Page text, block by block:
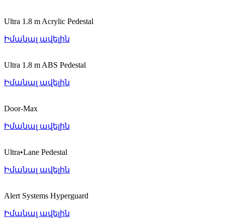
Ultra 1.8 m Acrylic Pedestal
Իմանալ ավելին
Ultra 1.8 m ABS Pedestal
Իմանալ ավելին
Door-Max
Իմանալ ավելին
Ultra•Lane Pedestal
Իմանալ ավելին
Alert Systems Hyperguard
Իմանալ ավելին